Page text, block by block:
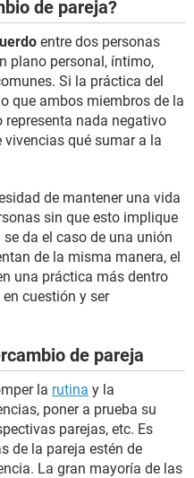
de pareja?
entre dos personas
plano personal, íntimo,
Si la práctica del
que ambos miembros de la
representa nada negativo
qué sumar a la
de mantener una vida
sin que esto implique
da el caso de una unión
de la misma manera, el
una práctica más dentro
cuestión y ser
de pareja
la rutina y la
poner a prueba su
parejas, etc. Es
de la pareja estén de
La gran mayoría de las